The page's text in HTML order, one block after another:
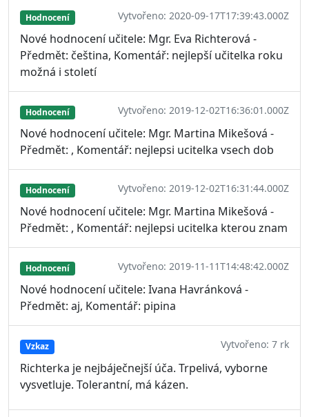
Hodnocení Vytvořeno: 2020-09-17T17:39:43.000Z
Nové hodnocení učitele: Mgr. Eva Richterová -
Předmět: čeština, Komentář: nejlepší učitelka roku
možná i století
Hodnocení Vytvořeno: 2019-12-02T16:36:01.000Z
Nové hodnocení učitele: Mgr. Martina Mikešová -
Předmět: , Komentář: nejlepsi ucitelka vsech dob
Hodnocení Vytvořeno: 2019-12-02T16:31:44.000Z
Nové hodnocení učitele: Mgr. Martina Mikešová -
Předmět: , Komentář: nejlepsi ucitelka kterou znam
Hodnocení Vytvořeno: 2019-11-11T14:48:42.000Z
Nové hodnocení učitele: Ivana Havránková -
Předmět: aj, Komentář: pipina
Vzkaz Vytvořeno: 7 rk
Richterka je nejbáječnejší úča. Trpelivá, vyborne
vysvetluje. Tolerantní, má kázen.